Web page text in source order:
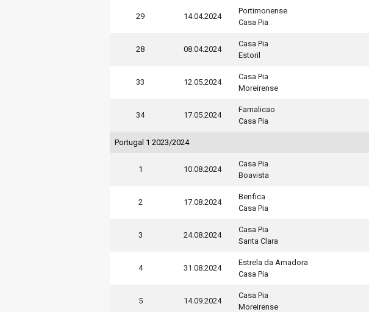
29 14.04.2024
Portimonense
Casa Pia
28 08.04.2024
Casa Pia
Estoril
33 12.05.2024
Casa Pia
Moreirense
34 17.05.2024
Famalicao
Casa Pia
Portugal 1 2023/2024
1 10.08.2024
Casa Pia
Boavista
2 17.08.2024
Benfica
Casa Pia
3 24.08.2024
Casa Pia
Santa Clara
4 31.08.2024
Estrela da Amadora
Casa Pia
5 14.09.2024
Casa Pia
Moreirense